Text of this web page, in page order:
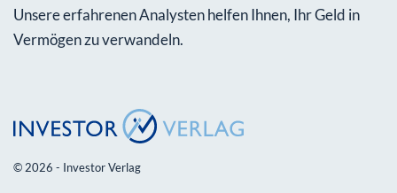
Unsere erfahrenen Analysten helfen Ihnen, Ihr Geld in
Vermögen zu verwandeln.
© 2026 - Investor Verlag